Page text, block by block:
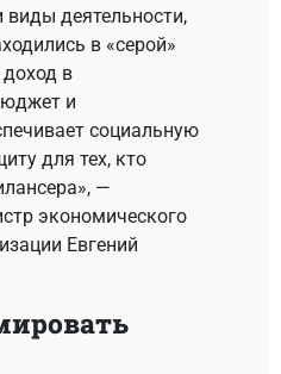
деятельности,
в «серой»
в
и
социальную
для тех, кто
—
экономического
Евгений